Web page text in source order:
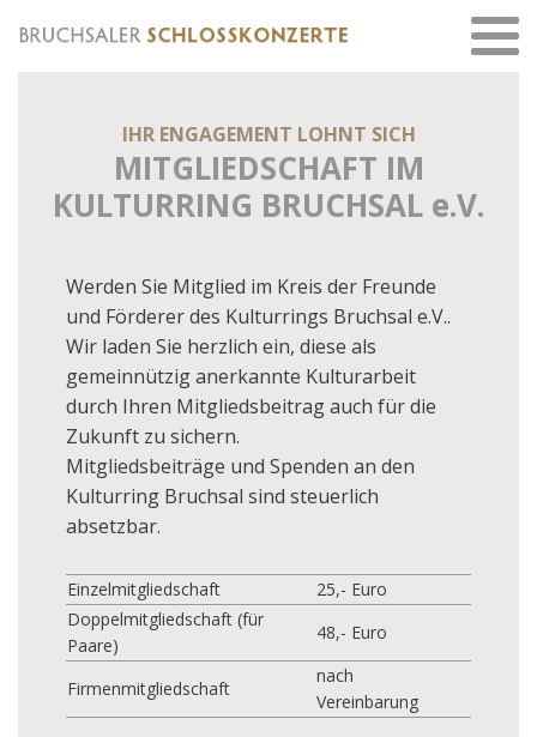
IHR ENGAGEMENT LOHNT SICH
MITGLIEDSCHAFT IM
KULTURRING BRUCHSAL e.V.
Werden Sie Mitglied im Kreis der Freunde
und Förderer des Kulturrings Bruchsal e.V..
Wir laden Sie herzlich ein, diese als
gemeinnützig anerkannte Kulturarbeit
durch Ihren Mitgliedsbeitrag auch für die
Zukunft zu sichern.
Mitgliedsbeiträge und Spenden an den
Kulturring Bruchsal sind steuerlich
absetzbar.
Einzelmitgliedschaft
25,- Euro
Doppelmitgliedschaft (für
Paare)
48,- Euro
Firmenmitgliedschaft
nach
Vereinbarung